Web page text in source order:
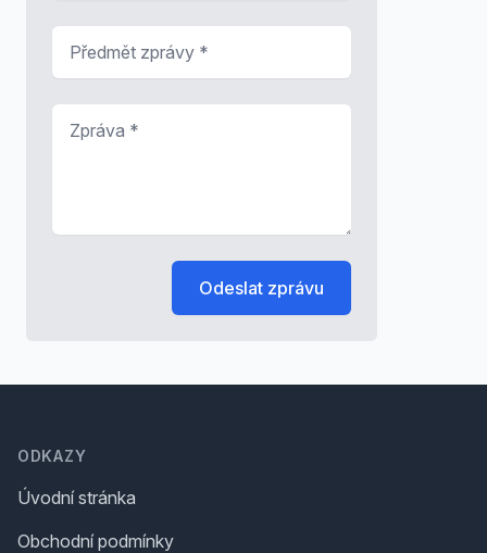
Odeslat zprávu
ODKAZY
Úvodní stránka
Obchodní podmínky